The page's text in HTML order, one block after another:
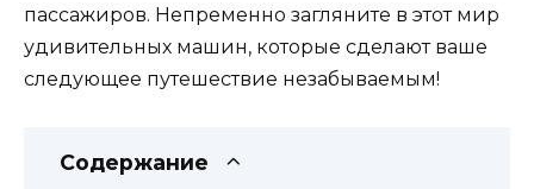
пассажиров. Непременно загляните в этот мир
удивительных машин, которые сделают ваше
следующее путешествие незабываемым!
Содержание